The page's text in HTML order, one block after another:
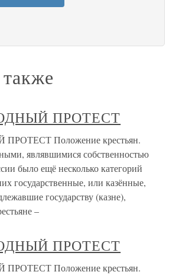
ПРОТЕСТ
Положение крестьян.
являвшимися собственностью
было ещё несколько категорий
государственные, или казённые,
государству (казне),
–
ПРОТЕСТ
Положение крестьян.